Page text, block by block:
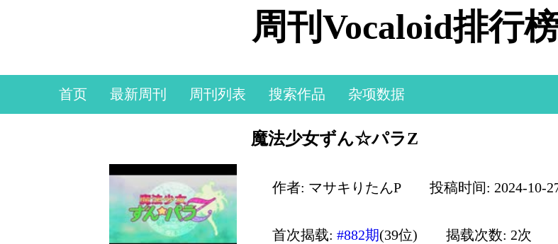
周刊Vocaloid排行
首页 最新周刊 周刊列表 搜索作品 杂项数据
魔法少女ずん☆パラZ
作者: マサキりたんP 投稿时间: 2024-10-
首次揭载:#882期(39位) 揭载次数: 2次